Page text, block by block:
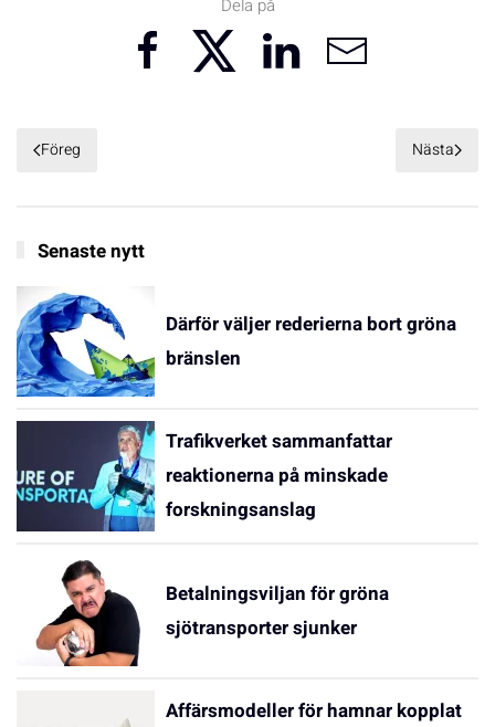
Dela på
Föreg Nästa
Senaste nytt
Därför väljer rederierna bort gröna
bränslen
Trafikverket sammanfattar
reaktionerna på minskade
forskningsanslag
Betalningsviljan för gröna
sjötransporter sjunker
Affärsmodeller för hamnar kopplat